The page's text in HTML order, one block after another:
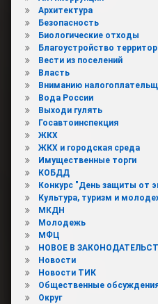
Архитектура
Безопасность
Биологические отходы
Благоустройство
Вести из поселений
Власть
Вниманию
Вода России
Выходи гулять
Госавтоинспекция
ЖКХ
ЖКХ и городская среда
Имущественные торги
КОБДД
Конкурс "День защиты от
Культура, туризм и
МКДН
Молодежь
МФЦ
НОВОЕ В
Новости
Новости ТИК
Общественные
Округ